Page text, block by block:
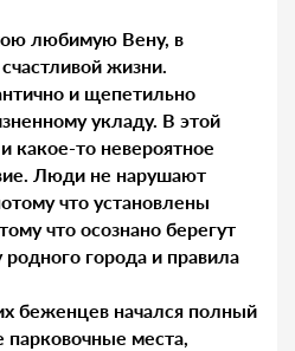
любимую Вену, в
жизни.
и щепетильно
укладу. В этой
какое-то невероятное
Люди не нарушают
что установлены
что осознано берегут
города и правила
беженцев начался полный
парковочные места,